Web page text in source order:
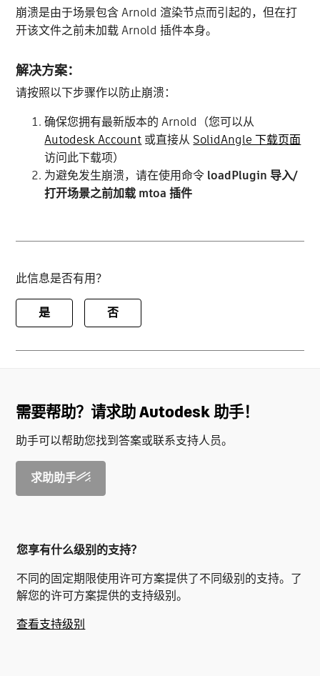
崩溃是由于场景包含 Arnold 渲染节点而引起的，但在打
开该文件之前未加载 Arnold 插件本身。
解决方案：
请按照以下步骤作以防止崩溃：
确保您拥有最新版本的 Arnold（您可以从
Autodesk Account 或直接从 SolidAngle 下载页面
访问此下载项）
为避免发生崩溃，请在使用命令 loadPlugin 导入/
打开场景之前加载 mtoa 插件
此信息是否有用？
是 否
需要帮助？请求助 Autodesk 助手！
助手可以帮助您找到答案或联系支持人员。
求助助手
您享有什么级别的支持？
不同的固定期限使用许可方案提供了不同级别的支持。了
解您的许可方案提供的支持级别。
查看支持级别